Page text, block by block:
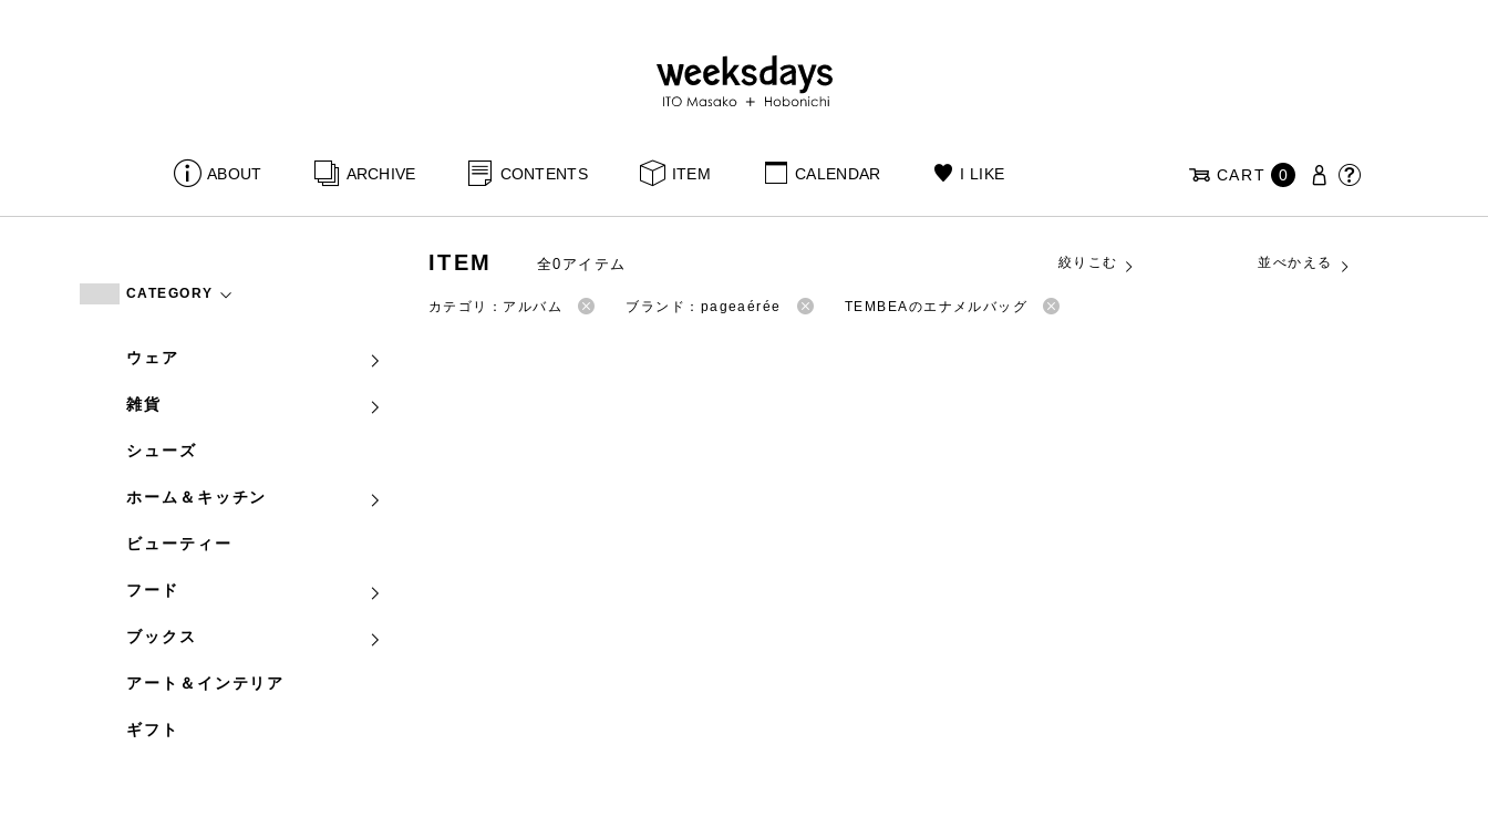
ABOUT ARCHIVE CONTENTS ITEM CALENDAR I LIKE CART 0
CATEGORY
ウェア
雑貨
シューズ
ホーム＆キッチン
ビューティー
フード
ブックス
アート＆インテリア
ギフト
ITEM 全0アイテム 絞りこむ 並べかえる
カテゴリ：アルバム ブランド：pageaérée TEMBEAのエナメルバッグ